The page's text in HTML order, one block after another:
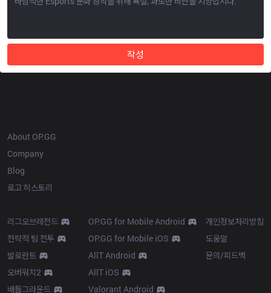
작성
About OP.GG
Company
Blog
로고 히스토리
리그오브레전드
전략적 팀 전투
발로란트
오버워치2
배틀그라운드
OP.GG for Mobile Android
OP.GG for Mobile iOS
AllT Android
AllT iOS
Valorant Android
개인정보처리방침
도움말
문의/피드백